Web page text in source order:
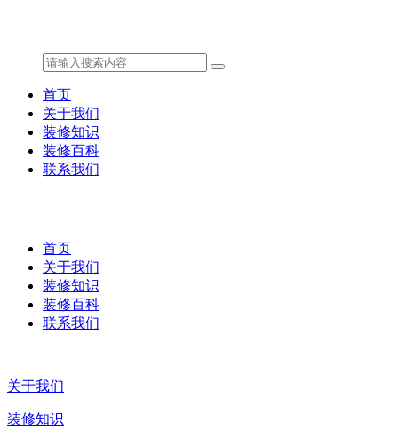
首页
关于我们
装修知识
装修百科
联系我们
首页
关于我们
装修知识
装修百科
联系我们
关于我们
装修知识